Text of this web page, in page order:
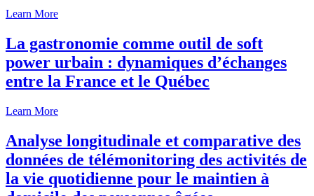
Learn More
La gastronomie comme outil de soft
power urbain : dynamiques d’échanges
entre la France et le Québec
Learn More
Analyse longitudinale et comparative des
données de télémonitoring des activités de
la vie quotidienne pour le maintien à